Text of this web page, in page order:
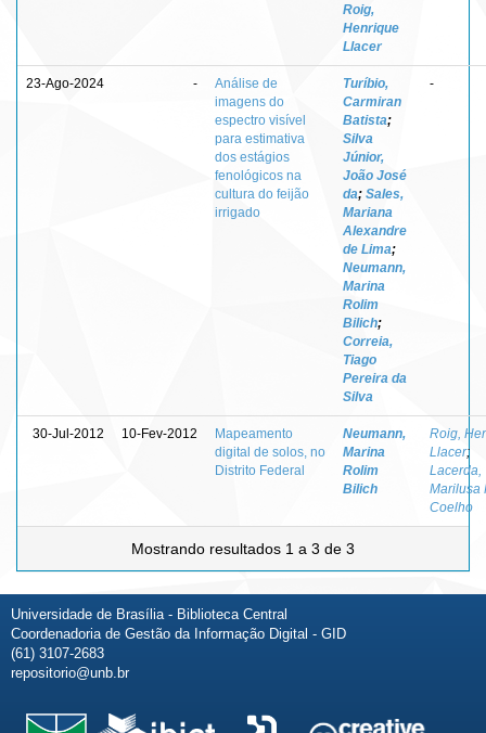
Roig,
Henrique
Llacer
23-Ago-2024 -
Análise de
imagens do
espectro visível
para estimativa
dos estágios
fenológicos na
cultura do feijão
irrigado
Turíbio,
Carmiran
Batista;
Silva
Júnior,
João José
da; Sales,
Mariana
Alexandre
de Lima;
Neumann,
Marina
Rolim
Bilich;
Correia,
Tiago
Pereira da
Silva
-
30-Jul-2012 10-Fev-2012
Mapeamento
digital de solos, no
Distrito Federal
Neumann,
Marina
Rolim
Bilich
Roig,
Llacer;
Lacerda,
Marilusa
Coelho
Mostrando resultados 1 a 3 de 3
Universidade de Brasília - Biblioteca Central
Coordenadoria de Gestão da Informação Digital - GID
(61) 3107-2683
repositorio@unb.br